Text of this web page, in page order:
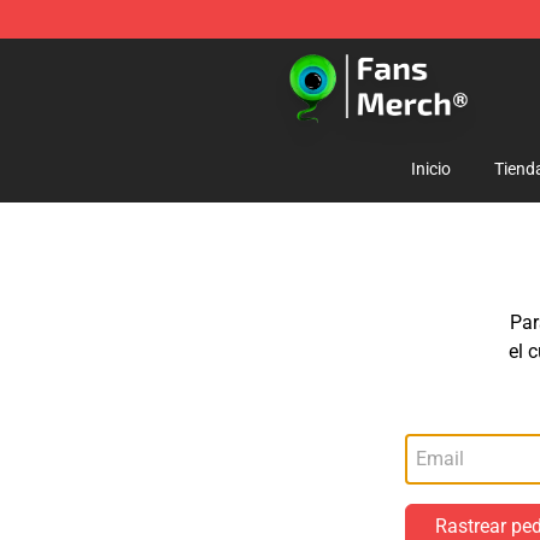
Jacksepticeye Store - Official Jacksepticeye
Inicio
el
Rastrear